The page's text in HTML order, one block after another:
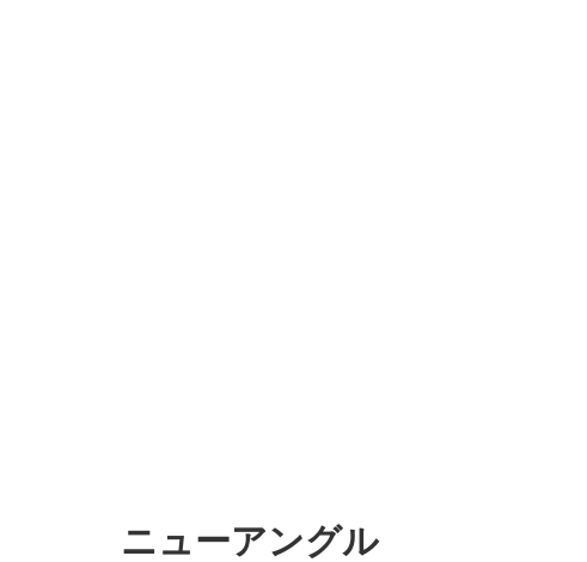
ニューアングル